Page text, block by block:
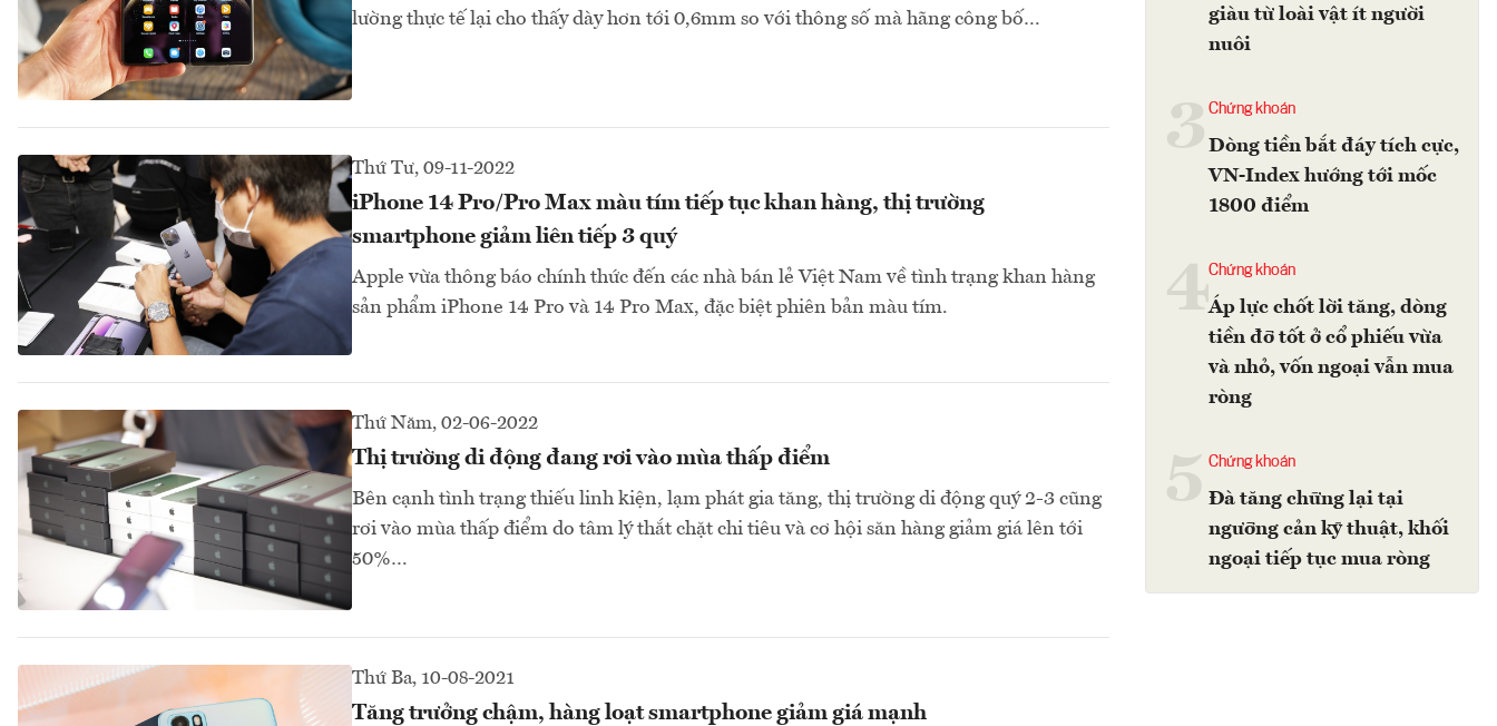
lường thực tế lại cho thấy dày hơn tới 0,6mm so với thông số mà hãng công bố…
Thứ Tư, 09-11-2022
iPhone 14 Pro/Pro Max màu tím tiếp tục khan hàng, thị trường
smartphone giảm liên tiếp 3 quý
Apple vừa thông báo chính thức đến các nhà bán lẻ Việt Nam về tình trạng khan hàng
sản phẩm iPhone 14 Pro và 14 Pro Max, đặc biệt phiên bản màu tím.
Thứ Năm, 02-06-2022
Thị trường di động đang rơi vào mùa thấp điểm
Bên cạnh tình trạng thiếu linh kiện, lạm phát gia tăng, thị trường di động quý 2-3 cũng
rơi vào mùa thấp điểm do tâm lý thắt chặt chi tiêu và cơ hội săn hàng giảm giá lên tới
50%…
Thứ Ba, 10-08-2021
Tăng trưởng chậm, hàng loạt smartphone giảm giá mạnh
giàu từ loài vật ít người
nuôi
Chứng khoán
Dòng tiền bắt đáy tích cực,
VN-Index hướng tới mốc
1800 điểm
4Chứng khoán
Áp lực chốt lời tăng, dòng
tiền đỡ tốt ở cổ phiếu vừa
và nhỏ, vốn ngoại vẫn mua
ròng
Chứng khoán
Đà tăng chững lại tại
ngưỡng cản kỹ thuật, khối
ngoại tiếp tục mua ròng